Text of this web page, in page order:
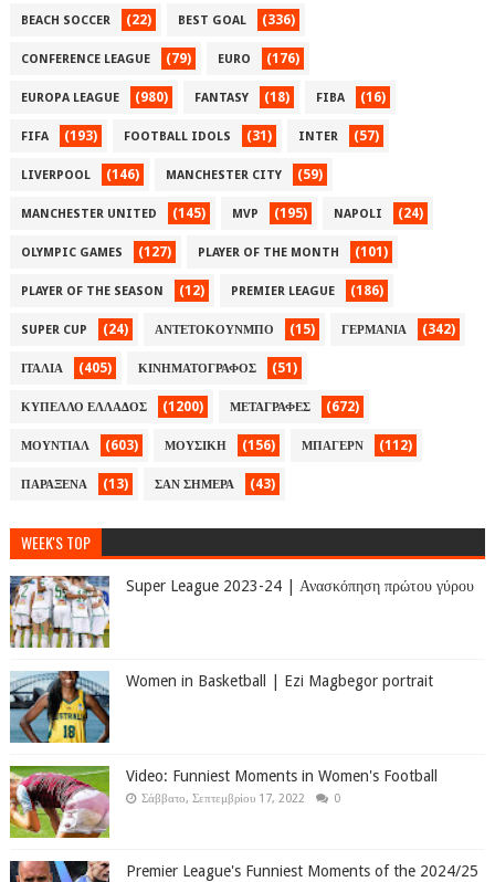
BEACH SOCCER (22) BEST GOAL (336)
CONFERENCE LEAGUE (79) EURO (176)
EUROPA LEAGUE (980) FANTASY (18) FIBA (16)
FIFA (193) FOOTBALL IDOLS (31) INTER (57)
LIVERPOOL (146) MANCHESTER CITY (59)
MANCHESTER UNITED (145) MVP (195) NAPOLI (24)
OLYMPIC GAMES (127) PLAYER OF THE MONTH (101)
PLAYER OF THE SEASON (12) PREMIER LEAGUE (186)
SUPER CUP (24) ΑΝΤΕΤΟΚΟΥΝΜΠΟ (15) ΓΕΡΜΑΝΙΑ (342)
ΙΤΑΛΙΑ (405) ΚΙΝΗΜΑΤΟΓΡΑΦΟΣ (51)
ΚΥΠΕΛΛΟ ΕΛΛΑΔΟΣ (1200) ΜΕΤΑΓΡΑΦΕΣ (672)
ΜΟΥΝΤΙΑΛ (603) ΜΟΥΣΙΚΗ (156) ΜΠΑΓΕΡΝ (112)
ΠΑΡΑΞΕΝΑ (13) ΣΑΝ ΣΗΜΕΡΑ (43)
WEEK'S TOP
Super League 2023-24 | Ανασκόπηση πρώτου γύρου
Women in Basketball | Ezi Magbegor portrait
Video: Funniest Moments in Women's Football
Σάββατο, Σεπτεμβρίου 17, 2022 0
Premier League's Funniest Moments of the 2024/25